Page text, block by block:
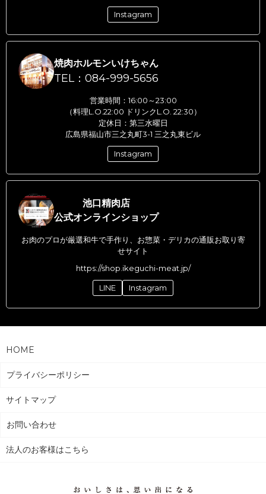
Instagram
焼肉ホルモンいけちゃん
TEL：084-999-5656
営業時間：16:00～23:00
（料理L.O.22:00 ドリンクL.O. 22:30）
定休日：第三水曜日
広島県福山市三之丸町3-1 三之丸東ビル
Instagram
池口精肉店
公式オンラインショップ
お肉のプロが厳選和牛で手作り、お惣菜・デリカの通販お取り寄
せサイト
https://shop.ikeguchi-meat.jp/
LINE Instagram
HOME
プライバシーポリシー
サイトマップ
お問い合わせ
法人のお客様はこちら